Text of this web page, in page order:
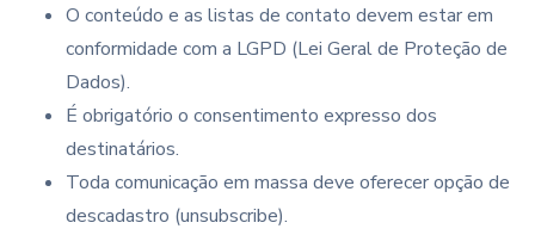
O conteúdo e as listas de contato devem estar em
conformidade com a LGPD (Lei Geral de Proteção de
Dados).
É obrigatório o consentimento expresso dos
destinatários.
Toda comunicação em massa deve oferecer opção de
descadastro (unsubscribe).